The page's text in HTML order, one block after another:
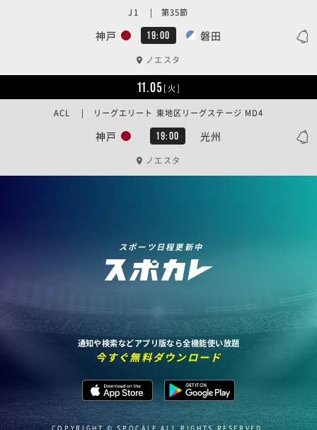
神戸 19:00 磐田
J1 | 第35節
ノエスタ
11.05[火]
神戸 19:00 光州
ACL | リーグエリート 東地区リーグステージ MD4
ノエスタ
スポーツ日程更新中
通知や検索などアプリ版なら全機能使い放題
今すぐ無料ダウンロード